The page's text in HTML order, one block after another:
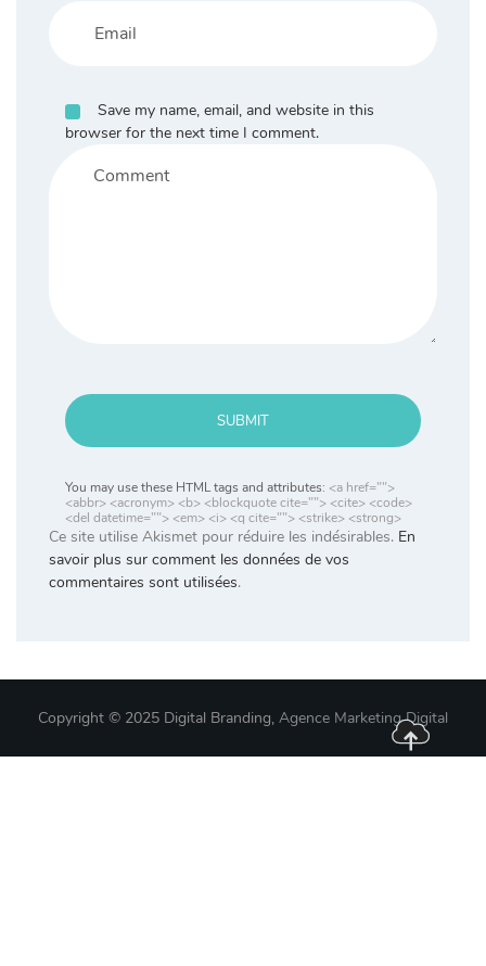
Save my name, email, and website in this
browser for the next time I comment.
SUBMIT
You may use these HTML tags and attributes: <a href="">
<abbr> <acronym> <b> <blockquote cite=""> <cite> <code>
<del datetime=""> <em> <i> <q cite=""> <strike> <strong>
Ce site utilise Akismet pour réduire les indésirables. En
savoir plus sur comment les données de vos
commentaires sont utilisées.
Copyright © 2025 Digital Branding, Agence Marketing Digital